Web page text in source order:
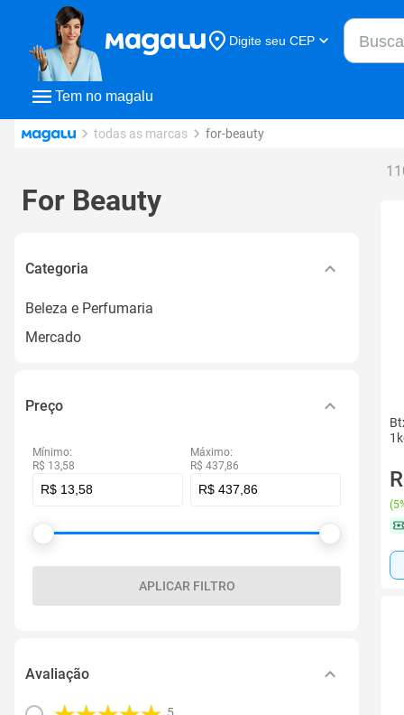
Tem no magalu
Digite seu CEP
Buscar
todas as marcas for-beauty
For Beauty
Categoria
Beleza e Perfumaria
Mercado
Preço
Mínimo:
R$ 13,58
Máximo:
R$ 437,86
APLICAR FILTRO
Avaliação
(